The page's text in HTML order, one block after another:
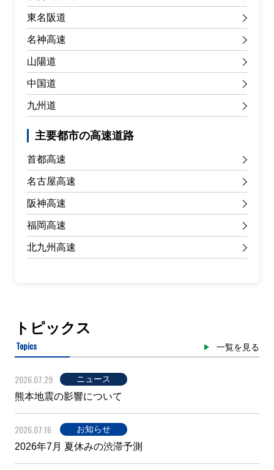
東名阪道
名神高速
山陽道
中国道
九州道
主要都市の高速道路
首都高速
名古屋高速
阪神高速
福岡高速
北九州高速
トピックス
Topics 一覧を見る
2026.07.29 ニュース
熊本地震の影響について
2026.07.16 お知らせ
2026年7月 夏休みの渋滞予測